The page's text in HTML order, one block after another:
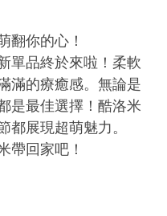
翻你的心！
單品終於來啦！柔軟
滿的療癒感。無論是
是最佳選擇！酷洛米
都展現超萌魅力。
帶回家吧！